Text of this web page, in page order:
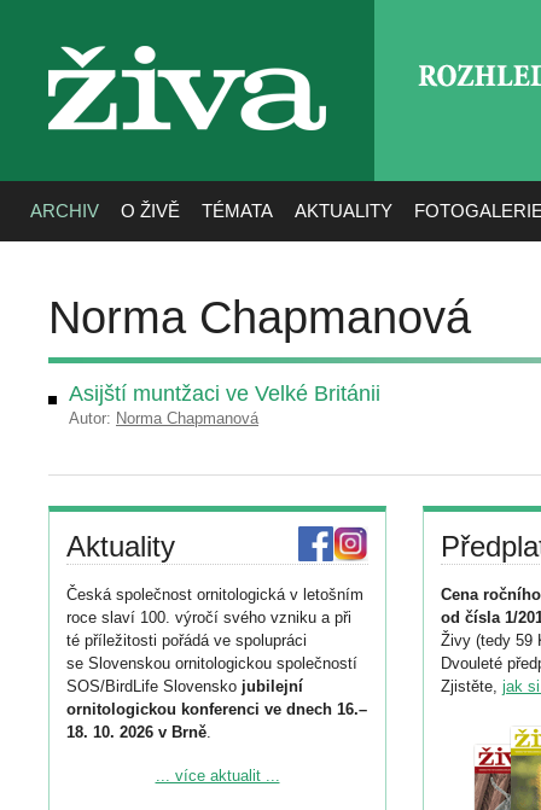
živa
ARCHIV O ŽIVĚ TÉMATA AKTUALITY
Norma Chapmanová
Asijští muntžaci ve Velké Británii
Autor: Norma Chapmanová
Aktuality
Česká společnost ornitologická v letošním
roce slaví 100. výročí svého vzniku a při
té příležitosti pořádá ve spolupráci
se Slovenskou ornitologickou společností
SOS/BirdLife Slovensko jubilejní
ornitologickou konferenci ve dnech 16.–
18. 10. 2026 v Brně.
Podrobnější informace ke konferenci
... více aktualit ...
Cena
od čísla 1/
Živy (tedy 59
Dvouleté
Zjistěte, jak